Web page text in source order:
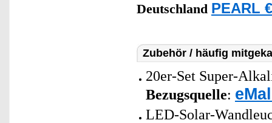
Deutschland PEARL
Zubehör / häufig
20er-Set Super-
Bezugsquelle:
LED-Solar-